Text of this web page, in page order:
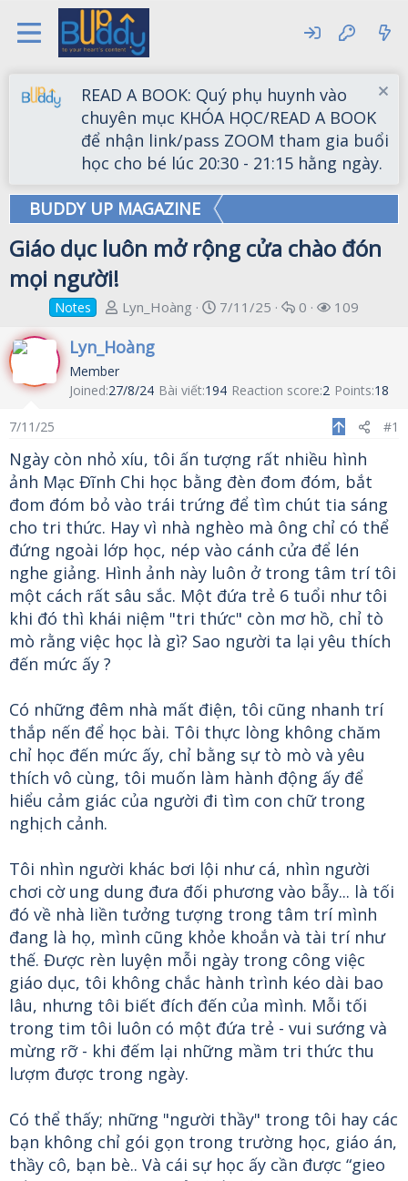
READ A BOOK: Quý phụ huynh vào
chuyên mục KHÓA HỌC/READ A BOOK
để nhận link/pass ZOOM tham gia buổi
học cho bé lúc 20:30 - 21:15 hằng ngày.
BUDDY UP MAGAZINE
Giáo dục luôn mở rộng cửa chào đón
mọi người!
Notes
T
r
a
d
a
r
t
e
r
Lyn_Hoàng
S
d
e
7/11/25
R
e
0
V
s
109
Lyn_Hoàng
Member
Joined 27/8/24 Bài viết 194 Reaction score 2 Points 18
7/11/25 #1
Ngày còn nhỏ xíu, tôi ấn tượng rất nhiều hình
ảnh Mạc Đĩnh Chi học bằng đèn đom đóm, bắt
đom đóm bỏ vào trái trứng để tìm chút tia sáng
cho tri thức. Hay vì nhà nghèo mà ông chỉ có thể
đứng ngoài lớp học, nép vào cánh cửa để lén
nghe giảng. Hình ảnh này luôn ở trong tâm trí tôi
một cách rất sâu sắc. Một đứa trẻ 6 tuổi như tôi
khi đó thì khái niệm "tri thức" còn mơ hồ, chỉ tò
mò rằng việc học là gì? Sao người ta lại yêu thích
đến mức ấy ?
Có những đêm nhà mất điện, tôi cũng nhanh trí
thắp nến để học bài. Tôi thực lòng không chăm
chỉ học đến mức ấy, chỉ bằng sự tò mò và yêu
thích vô cùng, tôi muốn làm hành động ấy để
hiểu cảm giác của người đi tìm con chữ trong
nghịch cảnh.
Tôi nhìn người khác bơi lội như cá, nhìn người
chơi cờ ung dung đưa đối phương vào bẫy... là tối
đó về nhà liền tưởng tượng trong tâm trí mình
đang là họ, mình cũng khỏe khoắn và tài trí như
thế. Được rèn luyện mỗi ngày trong công việc
giáo dục, tôi không chắc hành trình kéo dài bao
lâu, nhưng tôi biết đích đến của mình. Mỗi tối
trong tim tôi luôn có một đứa trẻ - vui sướng và
mừng rỡ - khi đếm lại những mầm tri thức thu
lượm được trong ngày.
Có thể thấy; những "người thầy" trong tôi hay các
bạn không chỉ gói gọn trong trường học, giáo án,
thầy cô, bạn bè.. Và cái sự học ấy cần được “gieo